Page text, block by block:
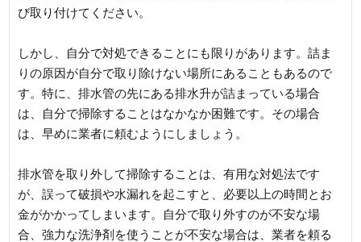
び取り付けてください。
しかし、自分で対処できることにも限りがあります。詰ま
りの原因が自分で取り除けない場所にあることもあるので
す。特に、排水管の先にある排水升が詰まっている場合
は、自分で掃除することはなかなか困難です。その場合
は、早めに業者に頼むようにしましょう。
排水管を取り外して掃除することは、有用な対処法です
が、誤って破損や水漏れを起こすと、必要以上の時間とお
金がかかってしまいます。自分で取り外すのが不安な場
合、強力な洗浄剤を使うことが不安な場合は、業者を頼る